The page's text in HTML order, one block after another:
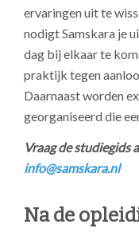
ervaringen uit te
nodigt Samskara je
dag bij elkaar te
praktijk tegen
Daarnaast worden
georganiseerd die
Vraag de studiegids
info@samskara.nl
Na de